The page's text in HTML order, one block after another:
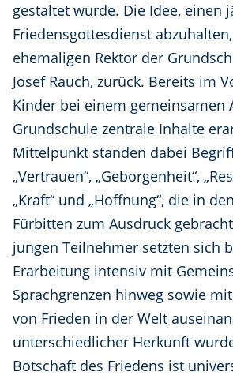
gestaltet wurde. Die Idee, einen
Friedensgottesdienst
ehemaligen Rektor der
Josef Rauch, zurück. Bereits im
Kinder bei einem gemeinsamen
Grundschule zentrale Inhalte
Mittelpunkt standen dabei
„Vertrauen“, „Geborgenheit“,
„Kraft“ und „Hoffnung“, die in
Fürbitten zum Ausdruck
jungen Teilnehmer setzten sich
Erarbeitung intensiv mit
Sprachgrenzen hinweg sowie
von Frieden in der Welt
unterschiedlicher Herkunft
Botschaft des Friedens ist